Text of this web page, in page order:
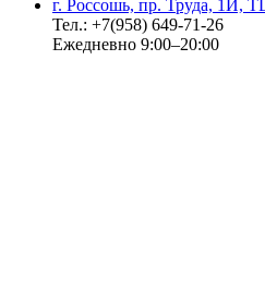
г. Россошь, пр. Труда, 1И,
Тел.: +7(958) 649-71-26
Ежедневно 9:00–20:00